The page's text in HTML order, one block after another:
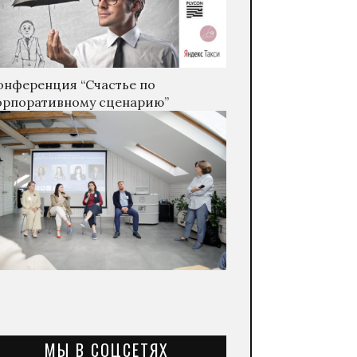
“Счастье по
сценарию”
МЫ В СОЦСЕТЯХ